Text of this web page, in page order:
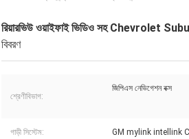
রিয়ারভিউ ওয়াইফাই ভিডিও সহ Chevrolet
বিবরণ
শ্রেণীবিভাগ:
জিপিএস নেভিগেশন বক্স
গাড়ী সিস্টেম: GM mylink intellink